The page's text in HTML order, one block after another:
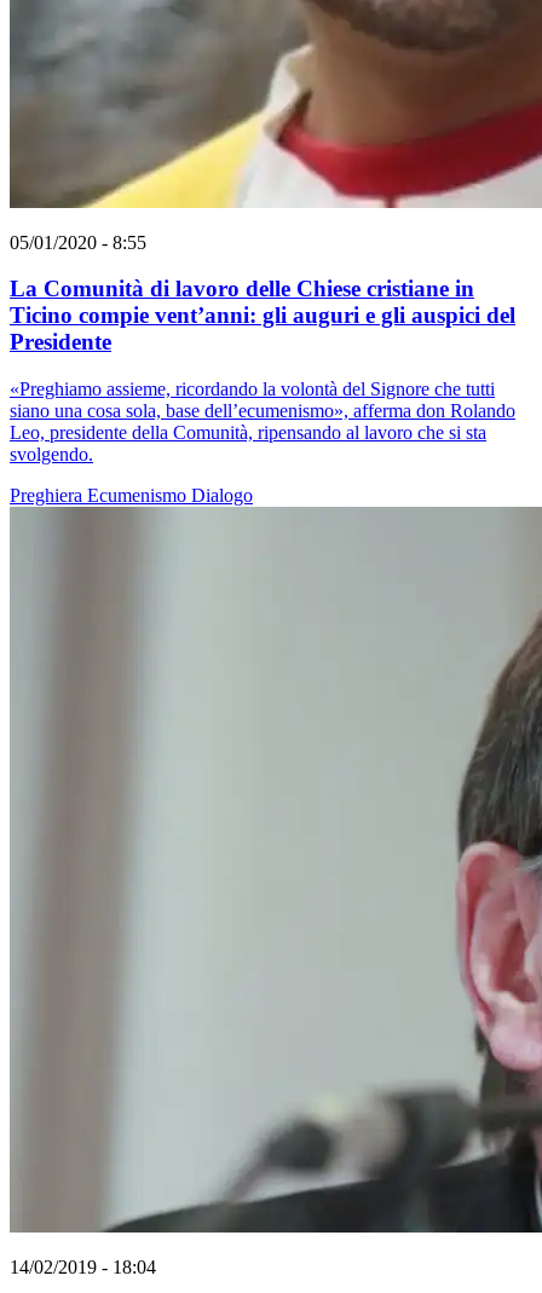
05/01/2020 - 8:55
La Comunità di lavoro delle Chiese cristiane in
Ticino compie vent’anni: gli auguri e gli auspici del
Presidente
«Preghiamo assieme, ricordando la volontà del Signore che tutti
siano una cosa sola, base dell’ecumenismo», afferma don Rolando
Leo, presidente della Comunità, ripensando al lavoro che si sta
svolgendo.
Preghiera Ecumenismo Dialogo
14/02/2019 - 18:04